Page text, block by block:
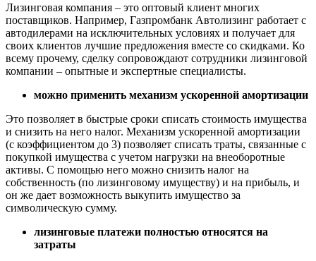
Лизинговая компания – это оптовый клиент многих
поставщиков. Например, Газпромбанк Автолизинг работает с
автодилерами на исключительных условиях и получает для
своих клиентов лучшие предложения вместе со скидками. Ко
всему прочему, сделку сопровождают сотрудники лизинговой
компании – опытные и экспертные специалисты.
можно применить механизм ускоренной амортизации
Это позволяет в быстрые сроки списать стоимость имущества
и снизить на него налог. Механизм ускоренной амортизации
(с коэффициентом до 3) позволяет списать траты, связанные с
покупкой имущества с учетом нагрузки на внеоборотные
активы. С помощью него можно снизить налог на
собственность (по лизинговому имуществу) и на прибыль, и
он же дает возможность выкупить имущество за
символическую сумму.
лизинговые платежи полностью относятся на
затраты